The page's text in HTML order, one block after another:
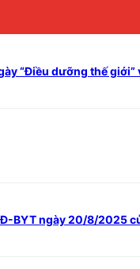
“Điều dưỡng thế giới”
BYT ngày 20/8/2025